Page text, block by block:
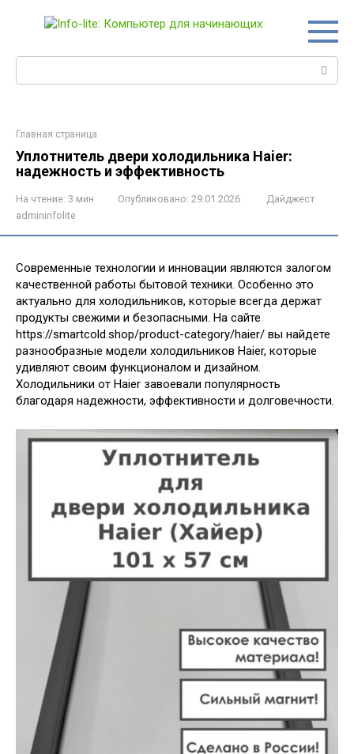
Главная страница
Уплотнитель двери холодильника Haier:
надежность и эффективность
На чтение: 3 мин Опубликовано: 29.01.2026
Дайджест
admininfolite
Современные технологии и инновации являются залогом
качественной работы бытовой техники. Особенно это
актуально для холодильников, которые всегда держат
продукты свежими и безопасными. На сайте
https://smartcold.shop/product-category/haier/ вы найдете
разнообразные модели холодильников Haier, которые
удивляют своим функционалом и дизайном.
Холодильники от Haier завоевали популярность
благодаря надежности, эффективности и долговечности.